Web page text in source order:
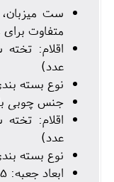
ست
متفاوت
عدد)
نوع بسته
جنس چوبی
عدد)
نوع بسته
ابعاد جعبه: 7.5 × 24 × 35.5